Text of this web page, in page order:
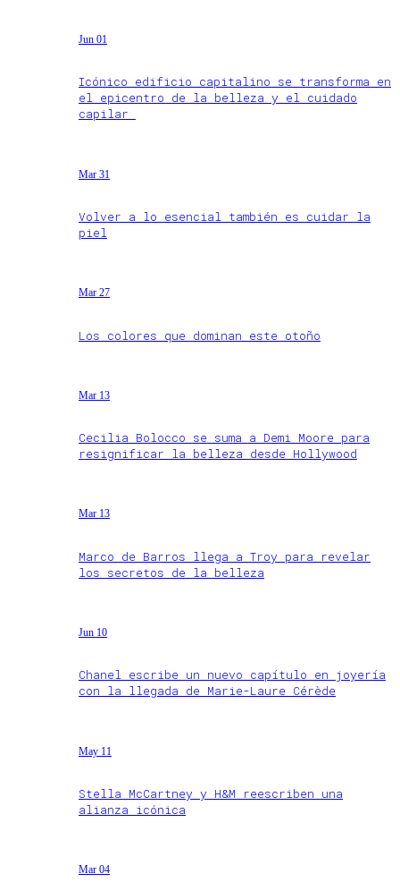
Jun 01
Icónico edificio capitalino se transforma en
el epicentro de la belleza y el cuidado
capilar
Mar 31
Volver a lo esencial también es cuidar la
piel
Mar 27
Los colores que dominan este otoño
Mar 13
Cecilia Bolocco se suma a Demi Moore para
resignificar la belleza desde Hollywood
Mar 13
Marco de Barros llega a Troy para revelar
los secretos de la belleza
Jun 10
Chanel escribe un nuevo capítulo en joyería
con la llegada de Marie-Laure Cérède
May 11
Stella McCartney y H&M reescriben una
alianza icónica
Mar 04